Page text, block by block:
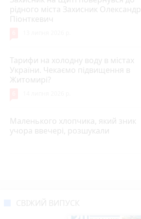
рідного міста Захисник Олександр
Піонткевич
Тарифи на холодну воду в містах
України. Чекаємо підвищення в
Житомирі?
Маленького хлопчика, який зник
учора ввечері, розшукали